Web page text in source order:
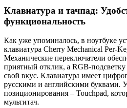
Клавиатура и тачпад:
функциональность
Как уже упоминалось, в ноутбуке
клавиатура Cherry Mechanical Per-
Механические переключатели
приятный отклик, а RGB-
свой вкус. Клавиатура имеет
русскими и английскими буквами.
позиционирования – Touchpad,
мультитач.